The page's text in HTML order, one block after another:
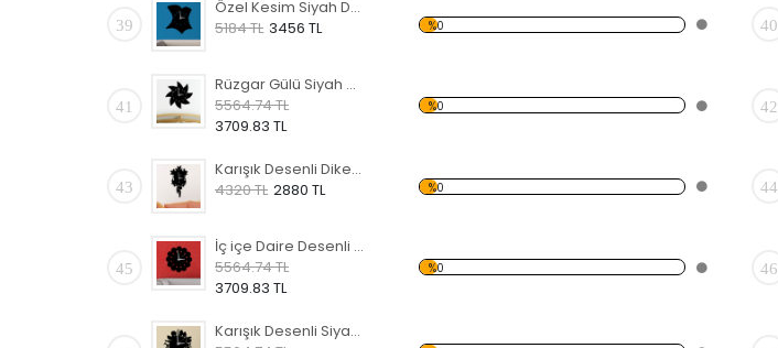
39
Özel Kesim Siyah Dekoratif Duvar Saati
5184 TL 3456 TL %0 40
41
Rüzgar Gülü Siyah Dekoratif Duvar Saati
5564.74 TL
3709.83 TL
%0 42
43
Karışık Desenli Dikey Siyah Dekoratif Duvar Saati
4320 TL 2880 TL %0 44
45
İç içe Daire Desenli Siyah Dekoratif Duvar Saati
5564.74 TL
3709.83 TL
%0 46
Karışık Desenli Siyah Dekoratif Duvar Saati